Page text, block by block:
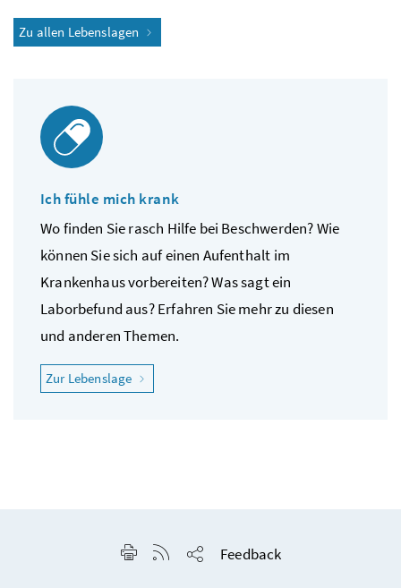
Zu allen Lebenslagen
Ich fühle mich krank
Wo finden Sie rasch Hilfe bei Beschwerden? Wie
können Sie sich auf einen Aufenthalt im
Krankenhaus vorbereiten? Was sagt ein
Laborbefund aus? Erfahren Sie mehr zu diesen
und anderen Themen.
Zur Lebenslage "Ich fühle mich krank"
Seite drucken
RSS-Feed anzeigen
Feedback